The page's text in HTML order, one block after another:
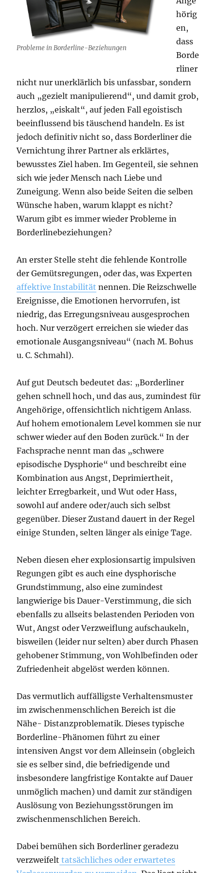
Probleme in Borderline-Beziehungen
hörig
en,
dass
Borde
rliner
nicht nur unerklärlich bis unfassbar, sondern
auch „gezielt manipulierend“, und damit grob,
herzlos, „eiskalt“, auf jeden Fall egoistisch
beeinflussend bis täuschend handeln. Es ist
jedoch definitiv nicht so, dass Borderliner die
Vernichtung ihrer Partner als erklärtes,
bewusstes Ziel haben. Im Gegenteil, sie sehnen
sich wie jeder Mensch nach Liebe und
Zuneigung. Wenn also beide Seiten die selben
Wünsche haben, warum klappt es nicht?
Warum gibt es immer wieder Probleme in
Borderlinebeziehungen?
An erster Stelle steht die fehlende Kontrolle
der Gemütsregungen, oder das, was Experten
affektive Instabilität nennen. Die Reizschwelle
Ereignisse, die Emotionen hervorrufen, ist
niedrig, das Erregungsniveau ausgesprochen
hoch. Nur verzögert erreichen sie wieder das
emotionale Ausgangsniveau“ (nach M. Bohus
u. C. Schmahl).
Auf gut Deutsch bedeutet das: „Borderliner
gehen schnell hoch, und das aus, zumindest für
Angehörige, offensichtlich nichtigem Anlass.
Auf hohem emotionalem Level kommen sie nur
schwer wieder auf den Boden zurück.“ In der
Fachsprache nennt man das „schwere
episodische Dysphorie“ und beschreibt eine
Kombination aus Angst, Deprimiertheit,
leichter Erregbarkeit, und Wut oder Hass,
sowohl auf andere oder/auch sich selbst
gegenüber. Dieser Zustand dauert in der Regel
einige Stunden, selten länger als einige Tage.
Neben diesen eher explosionsartig impulsiven
Regungen gibt es auch eine dysphorische
Grundstimmung, also eine zumindest
langwierige bis Dauer-Verstimmung, die sich
ebenfalls zu allseits belastenden Perioden von
Wut, Angst oder Verzweiflung aufschaukeln,
bisweilen (leider nur selten) aber durch Phasen
gehobener Stimmung, von Wohlbefinden oder
Zufriedenheit abgelöst werden können.
Das vermutlich auffälligste Verhaltensmuster
im zwischenmenschlichen Bereich ist die
Nähe- Distanzproblematik. Dieses typische
Borderline-Phänomen führt zu einer
intensiven Angst vor dem Alleinsein (obgleich
sie es selber sind, die befriedigende und
insbesondere langfristige Kontakte auf Dauer
unmöglich machen) und damit zur ständigen
Auslösung von Beziehungsstörungen im
zwischenmenschlichen Bereich.
Dabei bemühen sich Borderliner geradezu
verzweifelt tatsächliches oder erwartetes